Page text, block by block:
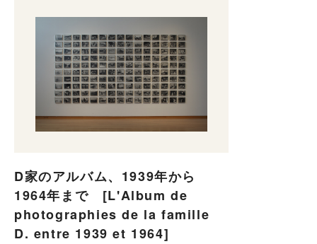
2021-22
MOTコレクション
Journals 日々、記す vol.2
MOTコレクション 光みつる庭
／途切れないささやき
D家のアルバム、1939年から
1964年まで [L'Album de
photographies de la famille
D. entre 1939 et 1964]